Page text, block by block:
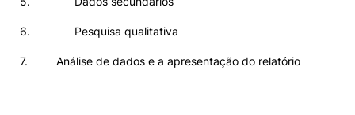
6. Pesquisa qualitativa
7. Análise de dados e a apresentação do relatório